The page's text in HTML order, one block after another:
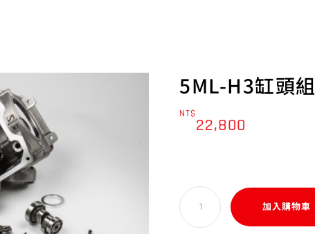
5ML-H3缸頭組
NT$
22,800
加入購物車